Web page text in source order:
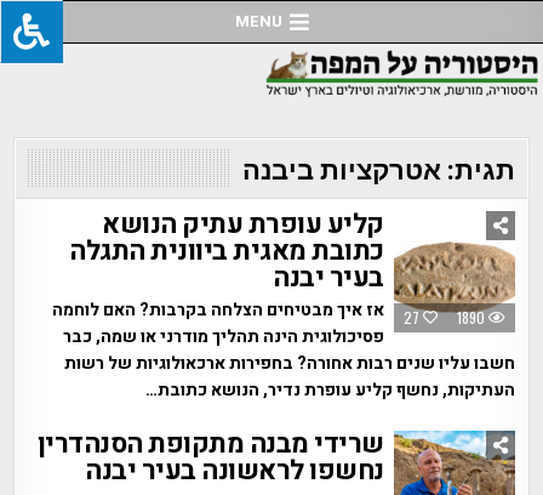
to
content
MENU
תגית:אטרקציות ביבנה
27 1890
קליע עופרת עתיק הנושא
כתובת מאגית ביוונית התגלה
בעיר יבנה
אז איך מבטיחים הצלחה בקרבות? האם לוחמה
פסיכולוגית הינה תהליך מודרני או שמה, כבר
חשבו עליו שנים רבות אחורה? בחפירות ארכאולוגיות של רשות
העתיקות, נחשף קליע עופרת נדיר, הנושא כתובת…
שרידי מבנה מתקופת הסנהדרין
נחשפו לראשונה בעיר יבנה